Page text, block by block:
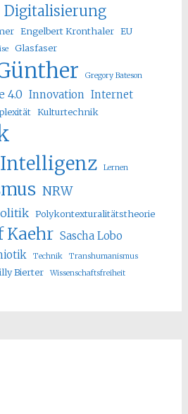
Digitalisierung
Engelbert Kronthaler EU
Glasfaser
Gregory Bateson
4.0 Innovation Internet
Kulturtechnik
Lernen
NRW
Polykontexturalitätstheorie
Kaehr Sascha Lobo
Technik
Transhumanismus
Bierter Wissenschaftsfreiheit